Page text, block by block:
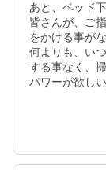
あと、ベッド
皆さんが、ご
をかける事が
何よりも、い
する事なく、
パワーが欲し